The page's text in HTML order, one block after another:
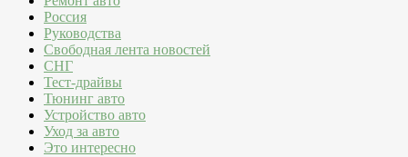
Россия
Руководства
Свободная лента новостей
СНГ
Тест-драйвы
Тюнинг авто
Устройство авто
Уход за авто
Это интересно